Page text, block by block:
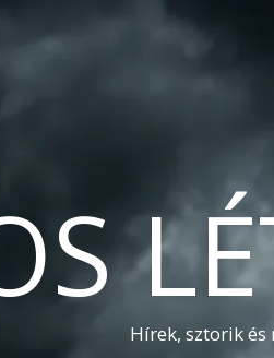
Hírek, sztorik és